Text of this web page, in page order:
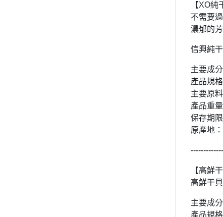
【XO純
不需要
濃郁的
信興純
主要成分
產品規
主要原
產品重
保存期
原產地
【高鮮
高鮮干
主要成分
產品規